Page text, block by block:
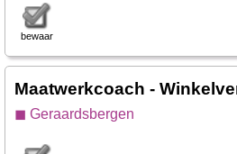
bewaar
Maatwerkcoach -
◼ Geraardsbergen